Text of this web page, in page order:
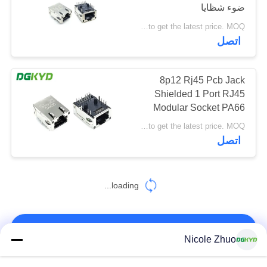
خريطة
الموقع
سياسة
الخصوصية
CAT6 موصل RJ45
20
RJ11 جاك
ضوء شظايا
Please contact us to get the latest price. MOQ:تفاوض
اتصل
8p12 Rj45 Pcb Jack
Shielded 1 Port RJ45
Modular Socket PA66
with LED
Please contact us to get the latest price. MOQ:تفاوض
اتصل
loading...
Nicole Zhuo